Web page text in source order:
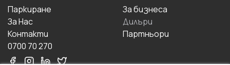
Паркиране
За Hас
Контакти
0700 70 270
За бизнесa
Дилъри
Партньори